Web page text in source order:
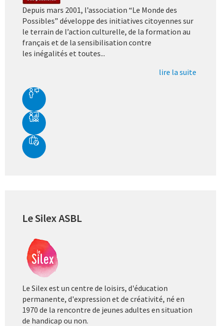
Depuis mars 2001, l’association “Le Monde des
Possibles” développe des initiatives citoyennes sur
le terrain de l’action culturelle, de la formation au
français et de la sensibilisation contre
les inégalités et toutes...
lire la suite
Le Silex ASBL
Le Silex est un centre de loisirs, d'éducation
permanente, d'expression et de créativité, né en
1970 de la rencontre de jeunes adultes en situation
de handicap ou non.